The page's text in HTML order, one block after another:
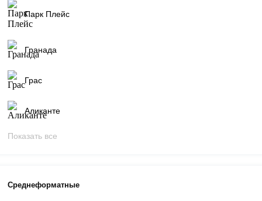
Парк Плейс
Гранада
Грас
Аликанте
Показать все
Среднеформатные